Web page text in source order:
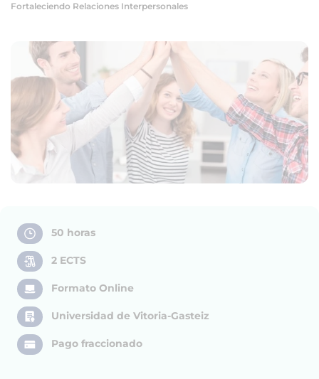
Fortaleciendo Relaciones Interpersonales
50 horas
2 ECTS
Formato Online
Universidad de Vitoria-Gasteiz
Pago fraccionado